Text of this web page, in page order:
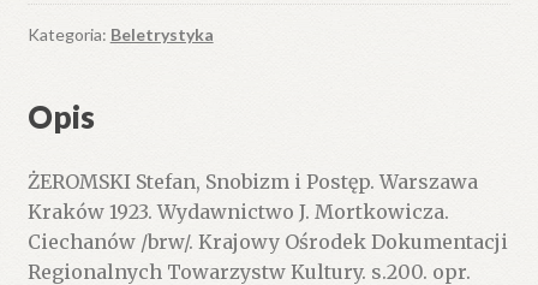
Kategoria: Beletrystyka
Opis
ŻEROMSKI Stefan, Snobizm i Postęp. Warszawa
Kraków 1923. Wydawnictwo J. Mortkowicza.
Ciechanów /brw/. Krajowy Ośrodek Dokumentacji
Regionalnych Towarzystw Kultury. s.200. opr.